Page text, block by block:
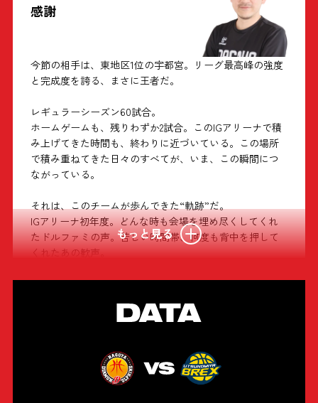
今節の相手は、東地区1位の宇都宮。リーグ最高峰の強度
と完成度を誇る、まさに王者だ。
レギュラーシーズン60試合。
ホームゲームも、残りわずか2試合。このIGアリーナで積
み上げてきた時間も、終わりに近づいている。この場所
で積み重ねてきた日々のすべてが、いま、この瞬間につ
ながっている。
それは、このチームが歩んできた“軌跡”だ。
IGアリーナ初年度。どんな時も会場を埋め尽くしてくれ
たドルファミの声。苦しい時間帯、何度も背中を押して
くれたあの歓声。
そして――
戦を信じ、共に歩んでくれているパートナーの皆さま。
簡単なシーズンではなかった。思うようにいかない時
感謝
もっと見る